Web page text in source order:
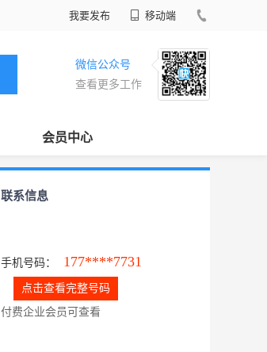
我要发布 移动端
微信公众号
查看更多工作
会员中心
联系信息
手机号码： 177****7731
点击查看完整号码
付费企业会员可查看